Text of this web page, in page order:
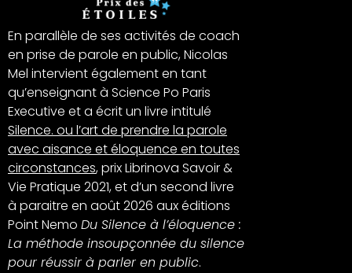
En parallèle de ses activités de coach
en prise de parole en public, Nicolas
Mel intervient également en tant
qu’enseignant à Science Po Paris
Executive et a écrit un livre intitulé
Silence. ou l’art de prendre la parole
avec aisance et éloquence en toutes
circonstances, prix Librinova Savoir &
Vie Pratique 2021, et d’un second livre
à paraitre en août 2026 aux éditions
Point Nemo Du Silence à l’éloquence :
La méthode insoupçonnée du silence
pour réussir à parler en public.